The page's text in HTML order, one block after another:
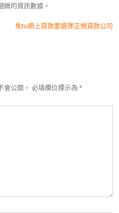
緻的資訊數據。
免tu網上貸款要選擇正規貸款公司
會公開。 必填欄位標示為 *